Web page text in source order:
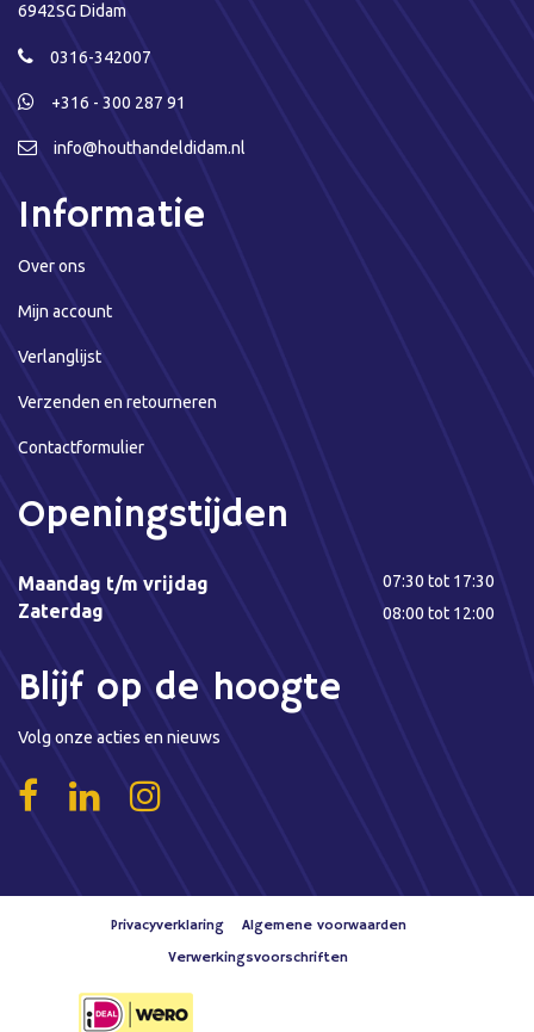
6942SG Didam
0316-342007
+316 - 300 287 91
info@houthandeldidam.nl
Informatie
Over ons
Mijn account
Verlanglijst
Verzenden en retourneren
Contactformulier
Openingstijden
Maandag t/m vrijdag
Zaterdag
07:30 tot 17:30
08:00 tot 12:00
Blijf op de hoogte
Volg onze acties en nieuws
Privacyverklaring
Algemene voorwaarden
Verwerkingsvoorschriften